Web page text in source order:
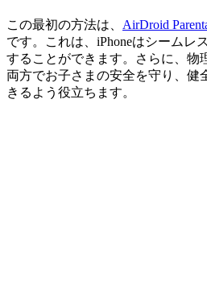
この最初の方法は、 AirDroid
です。これは、iPhoneはシームレ
することができます。さらに、物
両方でお子さまの安全を守り、健
きるよう役立ちます。